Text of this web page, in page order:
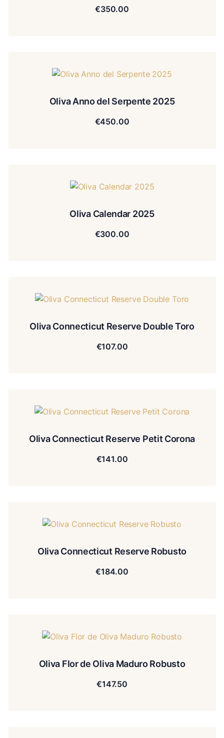
€350.00
Oliva Anno del Serpente 2025
€450.00
Oliva Calendar 2025
€300.00
Oliva Connecticut Reserve Double Toro
€107.00
Oliva Connecticut Reserve Petit Corona
€141.00
Oliva Connecticut Reserve Robusto
€184.00
Oliva Flor de Oliva Maduro Robusto
€147.50